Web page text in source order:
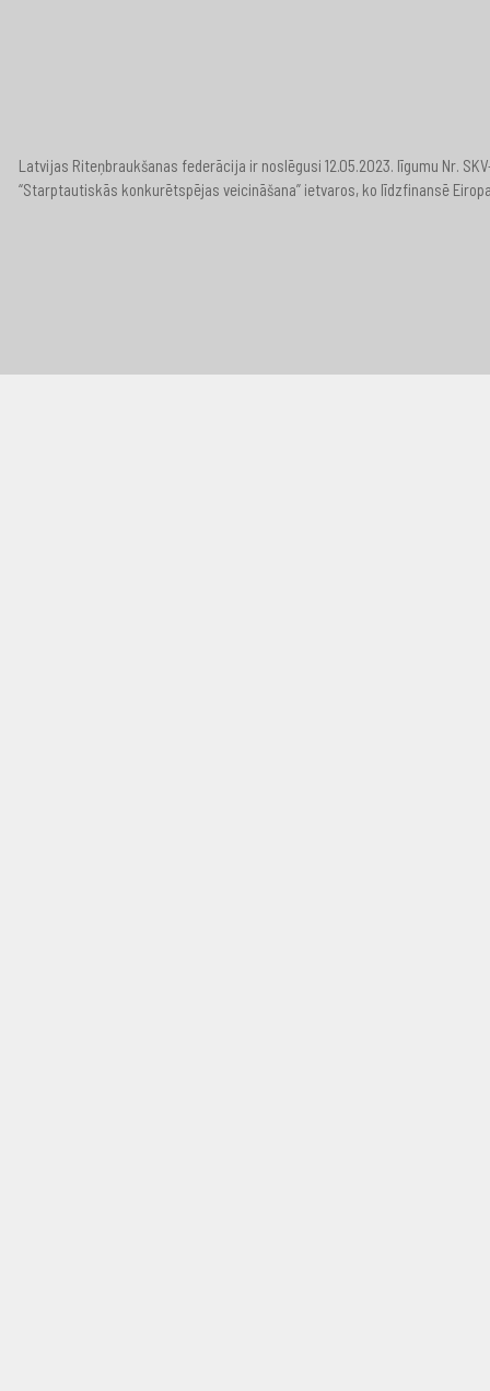
Latvijas Riteņbraukšanas federācija ir noslēgusi 12.05.2023. līgumu Nr.
“Starptautiskās konkurētspējas veicināšana” ietvaros, ko līdzfinansē